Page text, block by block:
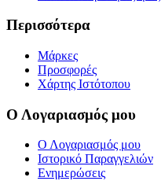
Περισσότερα
Μάρκες
Προσφορές
Χάρτης Ιστότοπου
Ο Λογαριασμός μου
Ο Λογαριασμός μου
Ιστορικό Παραγγελιών
Ενημερώσεις